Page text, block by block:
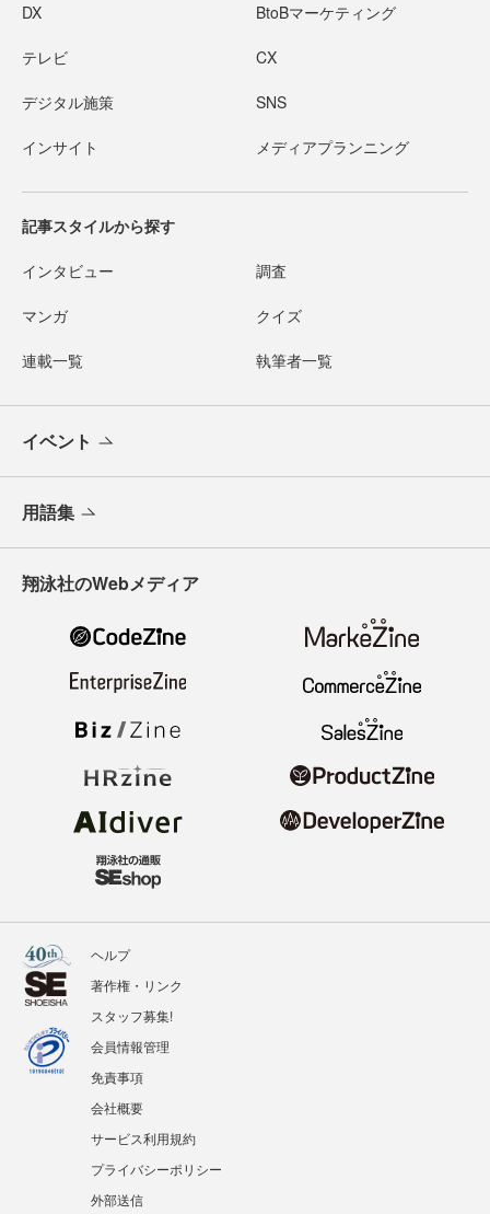
DX BtoBマーケティング
テレビ CX
デジタル施策 SNS
インサイト メディアプランニング
記事スタイルから探す
インタビュー 調査
マンガ クイズ
連載一覧 執筆者一覧
イベント
用語集
翔泳社のWebメディア
ヘルプ
著作権・リンク
スタッフ募集!
会員情報管理
免責事項
会社概要
サービス利用規約
プライバシーポリシー
外部送信